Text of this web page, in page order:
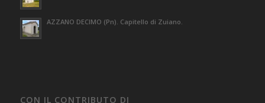
AZZANO DECIMO (Pn). Capitello di Zuiano.
CON IL CONTRIBUTO DI